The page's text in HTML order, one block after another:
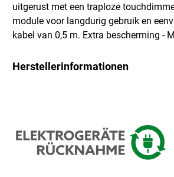
uitgerust met een traploze
module voor langdurig gebruik en
kabel van 0,5 m. Extra bescherming -
Herstellerinformationen